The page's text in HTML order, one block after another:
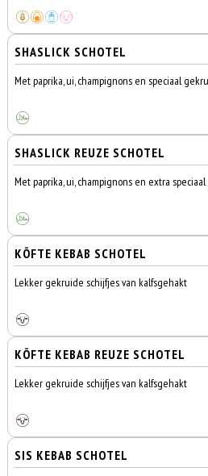
SHASLICK SCHOTEL
Met paprika, ui, champignons en speciaal
SHASLICK REUZE SCHOTEL
Met paprika, ui, champignons en extra
KÖFTE KEBAB SCHOTEL
Lekker gekruide schijfjes van kalfsgehakt
KÖFTE KEBAB REUZE SCHOTEL
Lekker gekruide schijfjes van kalfsgehakt
SIS KEBAB SCHOTEL